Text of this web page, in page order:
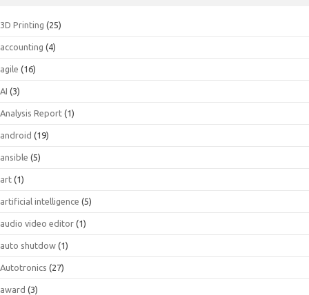
3D Printing (25)
accounting (4)
agile (16)
AI (3)
Analysis Report (1)
android (19)
ansible (5)
art (1)
artificial intelligence (5)
audio video editor (1)
auto shutdow (1)
Autotronics (27)
award (3)